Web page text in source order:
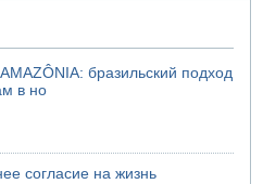
бразильский подход
в но
согласие на жизнь